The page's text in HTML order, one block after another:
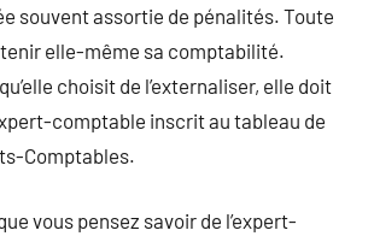
souvent assortie de pénalités. Toute
elle-même sa comptabilité.
choisit de l’externaliser, elle doit
comptable inscrit au tableau de
Comptables.
vous pensez savoir de l’expert-